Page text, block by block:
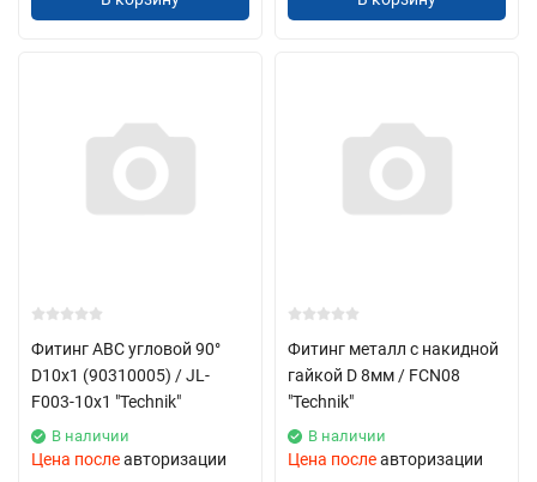
Фитинг ABC угловой 90°
D10x1 (90310005) / JL-
F003-10x1 "Technik"
В наличии
Цена послеавторизации
Фитинг металл с накидной
гайкой D 8мм / FCN08
"Technik"
В наличии
Цена послеавторизации